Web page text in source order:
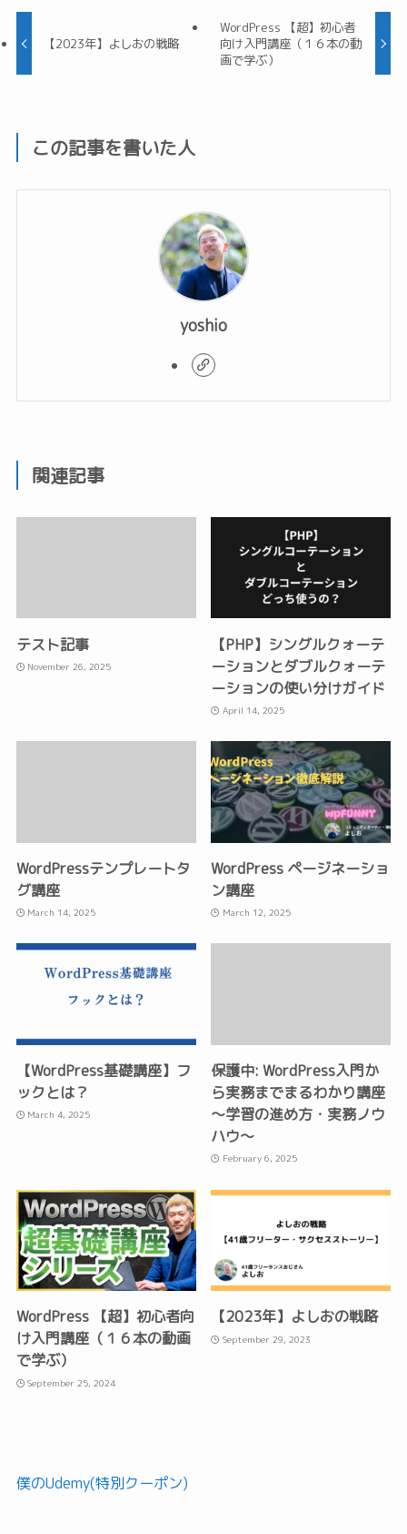
【2023年】よしおの戦略
WordPress 【超】初心者
向け入門講座（１６本の動
画で学ぶ）
この記事を書いた人
yoshio
関連記事
テスト記事
November 26, 2025
【PHP】シングルクォーテ
ーションとダブルクォーテ
ーションの使い分けガイド
April 14, 2025
WordPressテンプレートタ
グ講座
March 14, 2025
WordPress ページネーショ
ン講座
March 12, 2025
【WordPress基礎講座】フ
ックとは？
March 4, 2025
保護中: WordPress入門か
ら実務までまるわかり講座
〜学習の進め方・実務ノウ
ハウ〜
February 6, 2025
WordPress 【超】初心者向
け入門講座（１６本の動画
で学ぶ）
September 25, 2024
【2023年】よしおの戦略
September 29, 2023
僕のUdemy(特別クーポン)